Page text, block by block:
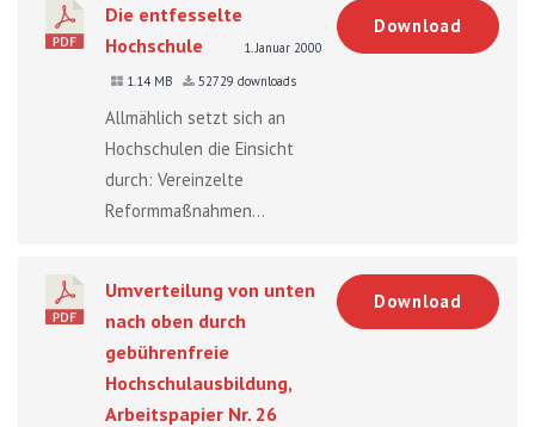
Die entfesselte
Hochschule
1. Januar 2000
1.14 MB
52729 downloads
Allmählich setzt sich an
Hochschulen die Einsicht
durch: Vereinzelte
Reformmaßnahmen...
Download
Umverteilung von unten
nach oben durch
gebührenfreie
Hochschulausbildung,
Arbeitspapier Nr. 26
Download